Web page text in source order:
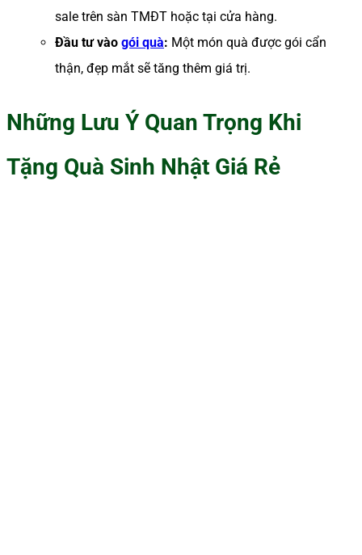
sale trên sàn TMĐT hoặc tại cửa hàng.
Đầu tư vào gói quà: Một món quà được gói cẩn
thận, đẹp mắt sẽ tăng thêm giá trị.
Những Lưu Ý Quan Trọng Khi
Tặng Quà Sinh Nhật Giá Rẻ